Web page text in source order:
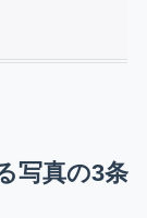
写真の3条